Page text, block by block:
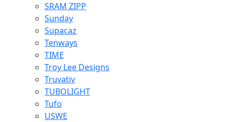
SRAM ZIPP
Sunday
Supacaz
Tenways
TIME
Troy Lee Designs
Truvativ
TUBOLIGHT
Tufo
USWE